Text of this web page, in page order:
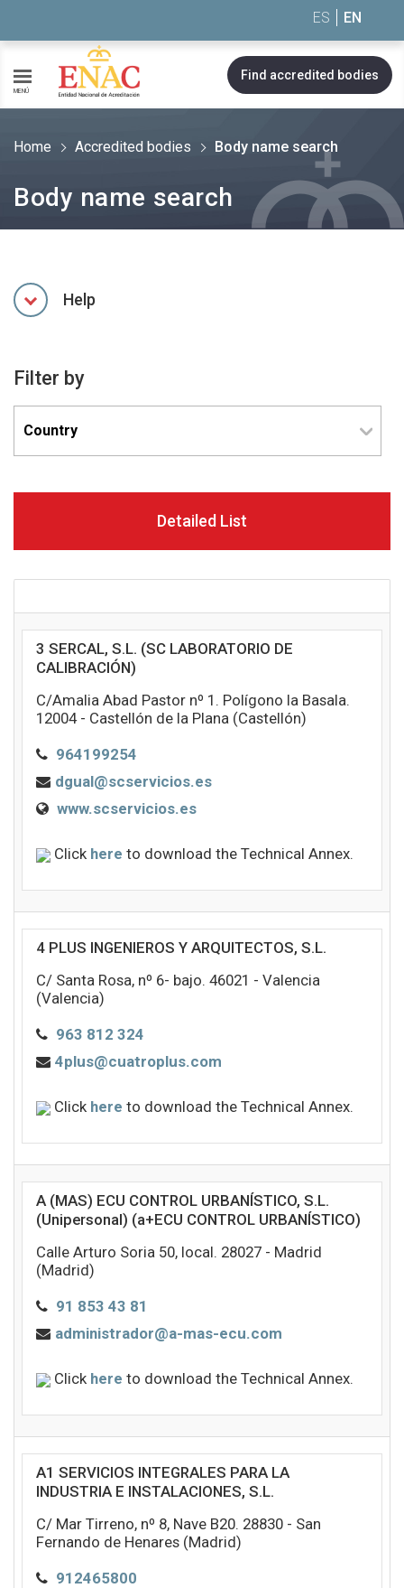
ES EN
MENÚ
Find accredited bodies
Home Accredited bodies Body name search
Body name search
Help
Filter by
Detailed List
3 SERCAL, S.L. (SC LABORATORIO DE
CALIBRACIÓN)
C/Amalia Abad Pastor nº 1. Polígono la Basala.
12004 - Castellón de la Plana (Castellón)
964199254
dgual@scservicios.es
www.scservicios.es
Click here to download the Technical Annex.
4 PLUS INGENIEROS Y ARQUITECTOS, S.L.
C/ Santa Rosa, nº 6- bajo. 46021 - Valencia
(Valencia)
963 812 324
4plus@cuatroplus.com
Click here to download the Technical Annex.
A (MAS) ECU CONTROL URBANÍSTICO, S.L.
(Unipersonal) (a+ECU CONTROL URBANÍSTICO)
Calle Arturo Soria 50, local. 28027 - Madrid
(Madrid)
91 853 43 81
administrador@a-mas-ecu.com
Click here to download the Technical Annex.
A1 SERVICIOS INTEGRALES PARA LA
INDUSTRIA E INSTALACIONES, S.L.
C/ Mar Tirreno, nº 8, Nave B20. 28830 - San
Fernando de Henares (Madrid)
912465800